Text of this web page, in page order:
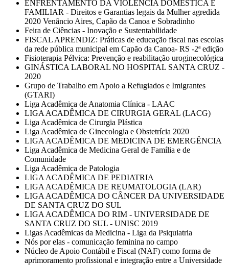
ENFRENTAMENTO DA VIOLÊNCIA DOMÉSTICA E
FAMILIAR - Direitos e Garantias legais da Mulher agredida
2020 Venâncio Aires, Capão da Canoa e Sobradinho
Feira de Ciências - Inovação e Sustentabilidade
FISCAL APRENDIZ: Práticas de educação fiscal nas escolas
da rede pública municipal em Capão da Canoa- RS -2ª edição
Fisioterapia Pélvica: Prevenção e reabilitação uroginecológica
GINÁSTICA LABORAL NO HOSPITAL SANTA CRUZ -
2020
Grupo de Trabalho em Apoio a Refugiados e Imigrantes
(GTARI)
Liga Acadêmica de Anatomia Clínica - LAAC
LIGA ACADÊMICA DE CIRURGIA GERAL (LACG)
Liga Acadêmica de Cirurgia Plástica
Liga Acadêmica de Ginecologia e Obstetrícia 2020
LIGA ACADÊMICA DE MEDICINA DE EMERGÊNCIA
Liga Acadêmica de Medicina Geral de Família e de
Comunidade
Liga Acadêmica de Patologia
LIGA ACADÊMICA DE PEDIATRIA
LIGA ACADÊMICA DE REUMATOLOGIA (LAR)
LIGA ACADÊMICA DO CÂNCER DA UNIVERSIDADE
DE SANTA CRUZ DO SUL
LIGA ACADÊMICA DO RIM - UNIVERSIDADE DE
SANTA CRUZ DO SUL - UNISC 2019
Ligas Acadêmicas da Medicina - Liga da Psiquiatria
Nós por elas - comunicação feminina no campo
Núcleo de Apoio Contábil e Fiscal (NAF) como forma de
aprimoramento profissional e integração entre a Universidade